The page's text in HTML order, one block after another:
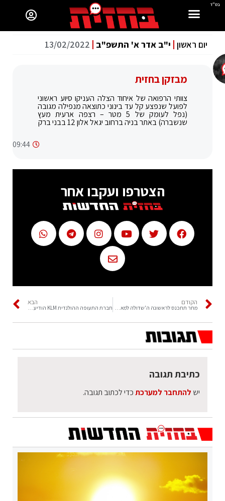
בס"ד
יום ראשון י"ב אדר א' התשפ"ב 13/02/2022
מבזקן בחזית
צוותי הרפואה של איחוד הצלה העניקו סיוע ראשוני
לפועל שנפצע קל עד בינוני כתוצאה מנפילה מגובה
(נפל לעומק של 5 מטר – רצפה ארעית מעץ
שנשברה) באתר בניה ברחוב יגאל אלון 12 בבני ברק
09:44
הצטרפו ועקבו אחר
הקודם הבא
כתיבת תגובה
יש להתחבר למערכתכדי לכתוב תגובה.